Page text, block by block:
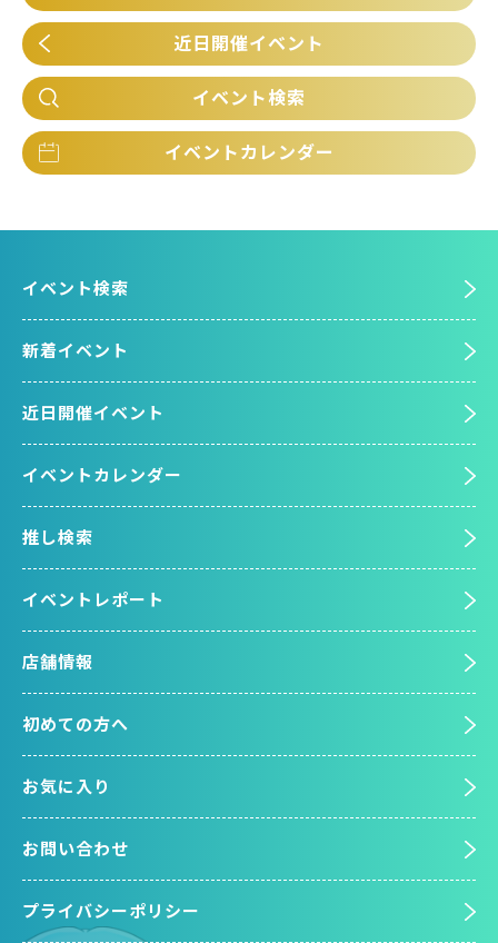
近日開催イベント
イベント検索
イベントカレンダー
イベント検索
新着イベント
近日開催イベント
イベントカレンダー
推し検索
イベントレポート
店舗情報
初めての方へ
お気に入り
お問い合わせ
プライバシーポリシー